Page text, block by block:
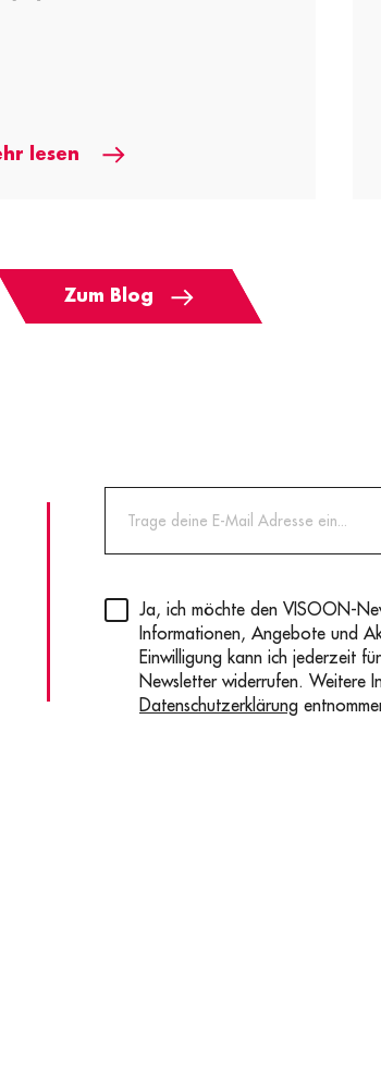
lesen
Zum Blog
Privacy(erforderlich)
Ja, ich möchte den VISOON-
Informationen, Angebote und
Einwilligung kann ich jederzeit
Newsletter widerrufen. Weitere
Datenschutzerklärung